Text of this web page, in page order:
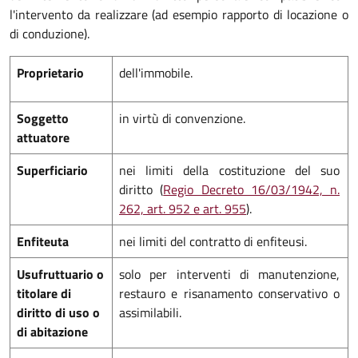
l'intervento da realizzare (ad esempio rapporto di locazione o
di conduzione).
Proprietario dell'immobile.
Soggetto
attuatore
in virtù di convenzione.
Superficiario
nei limiti della costituzione del suo
diritto (Regio Decreto 16/03/1942, n.
262, art. 952 e art. 955).
Enfiteuta
nei limiti del contratto di enfiteusi.
Usufruttuario o
titolare di
diritto di uso o
di abitazione
solo per interventi di manutenzione,
restauro e risanamento conservativo o
assimilabili.